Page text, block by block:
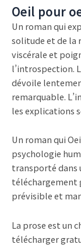
Oeil pour
Un roman qui
solitude et de la
viscérale et
l’introspection.
dévoile
remarquable.
les explications
Un roman qui
psychologie
transporté dans
téléchargement
prévisible et
La prose est un
télécharger